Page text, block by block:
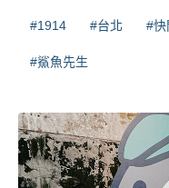
#1914 #台北 #快
#鯊魚先生